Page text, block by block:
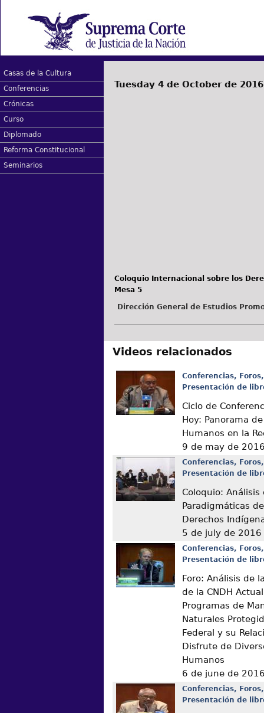
Casas de la Cultura
Conferencias
Crónicas
Curso
Diplomado
Reforma Constitucional
Seminarios
Tuesday 4 de October de 2016
Coloquio Internacional sobre los
Mesa 5
Dirección General de Estudios
Videos relacionados
Conferencias,
Presentación de
Ciclo de
Hoy: Panorama
Humanos en la
9 de may de
Conferencias,
Presentación de
Coloquio: Análisis
Paradigmáticas
Derechos
5 de july de 2016
Conferencias,
Presentación de
Foro: Análisis de
de la CNDH
Programas de
Naturales
Federal y su
Disfrute de
Humanos
6 de june de
Conferencias,
Presentación de